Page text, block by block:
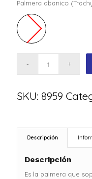
Palmera abanico
SKU: 8959
Descripción
Descripción
Es la palmera que